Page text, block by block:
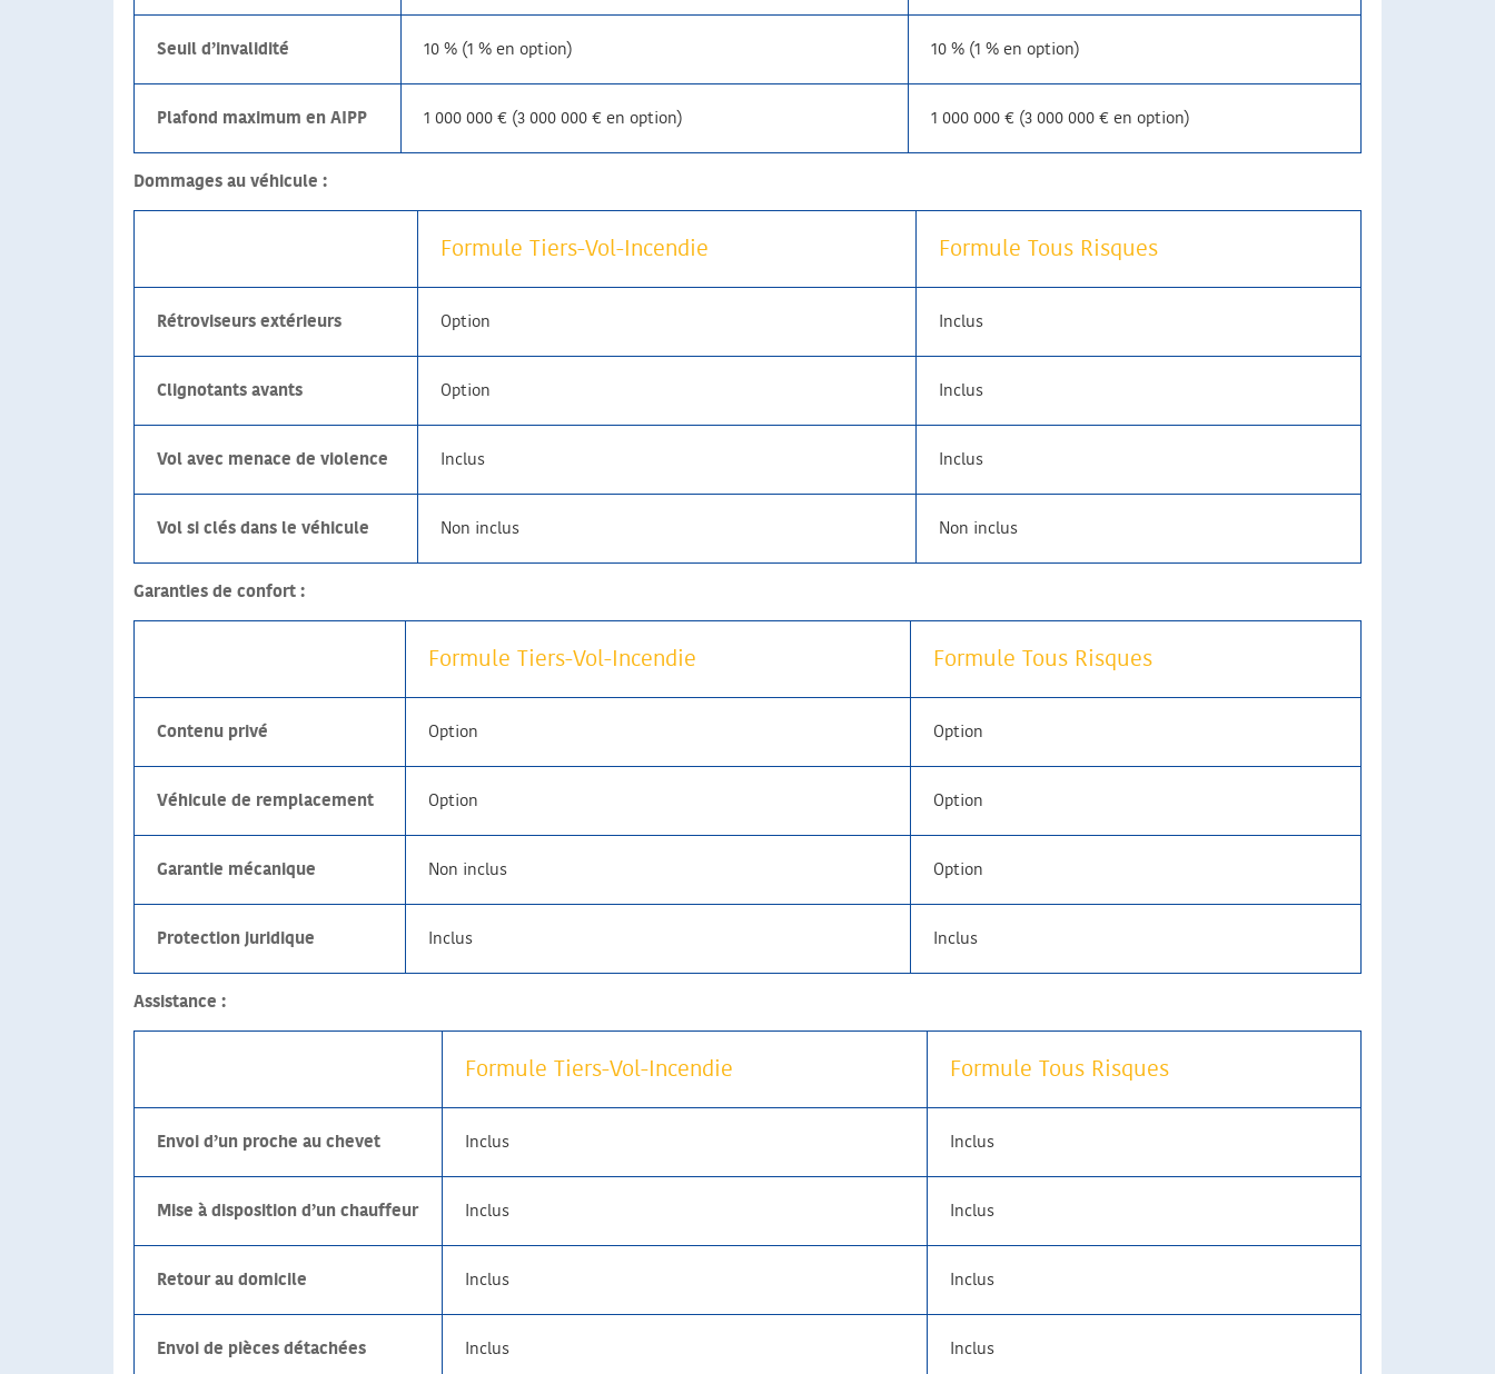
Seuil d’invalidité 10 % (1 % en option) 10 % (1 % en option)
Plafond maximum en AIPP 1 000 000 € (3 000 000 € en option) 1 000 000 € (3 000 000 € en option)
Dommages au véhicule :
Formule Tiers-Vol-Incendie Formule Tous Risques
Rétroviseurs extérieurs Option Inclus
Clignotants avants Option Inclus
Vol avec menace de violence Inclus Inclus
Vol si clés dans le véhicule Non inclus Non inclus
Garanties de confort :
Formule Tiers-Vol-Incendie Formule Tous Risques
Contenu privé Option Option
Véhicule de remplacement Option Option
Garantie mécanique Non inclus Option
Protection juridique Inclus Inclus
Assistance :
Formule Tiers-Vol-Incendie Formule Tous Risques
Envoi d’un proche au chevet Inclus Inclus
Mise à disposition d’un chauffeur Inclus Inclus
Retour au domicile Inclus Inclus
Envoi de pièces détachées Inclus Inclus